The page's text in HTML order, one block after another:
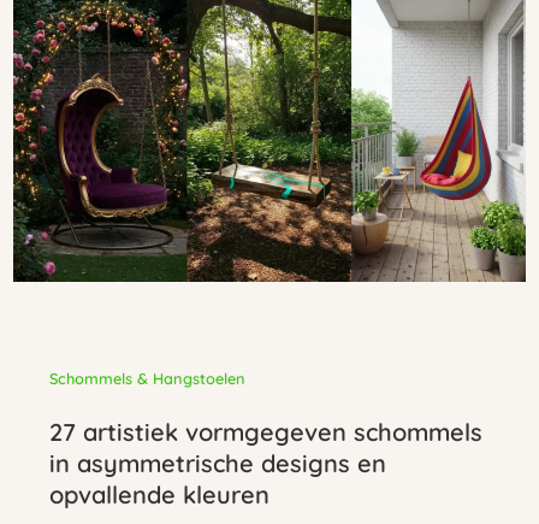
Schommels & Hangstoelen
27 artistiek vormgegeven schommels
in asymmetrische designs en
opvallende kleuren